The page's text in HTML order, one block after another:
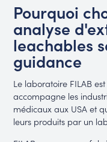
Pourquoi
analyse
leachables
guidance
Le laboratoire FILAB
accompagne les
médicaux aux USA et
leurs produits par un